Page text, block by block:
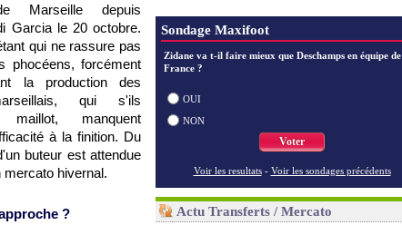
Marseille depuis
Garcia le 20 octobre.
qui ne rassure pas
phocéens, forcément
la production des
qui s'ils
manquent
à la finition. Du
buteur est attendue
mercato hivernal.
?
Sondage Maxifoot
Zidane va t-il faire mieux que Deschamps en équipe de
France ?
OUI
NON
Voter
Voir les resultats - Voir les sondages précédents
Actu Transferts / Mercato